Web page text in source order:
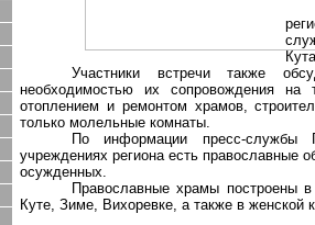
Участники встречи также
необходимостью их сопровождения
отоплением и ремонтом храмов,
только молельные комнаты.
По информации пресс-службы
учреждениях региона есть
осужденных.
Православные храмы построены
Куте, Зиме, Вихоревке, а также в женской